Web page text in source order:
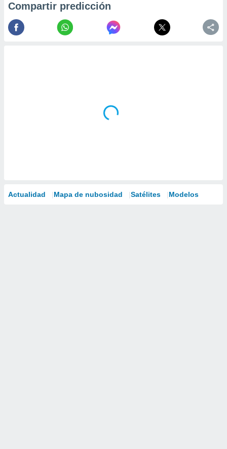
Compartir predicción
Actualidad Mapa de nubosidad Satélites Modelos